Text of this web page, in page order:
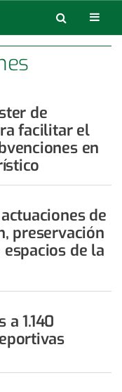
de
facilitar el
en
de
preservación
de la
a 1.140